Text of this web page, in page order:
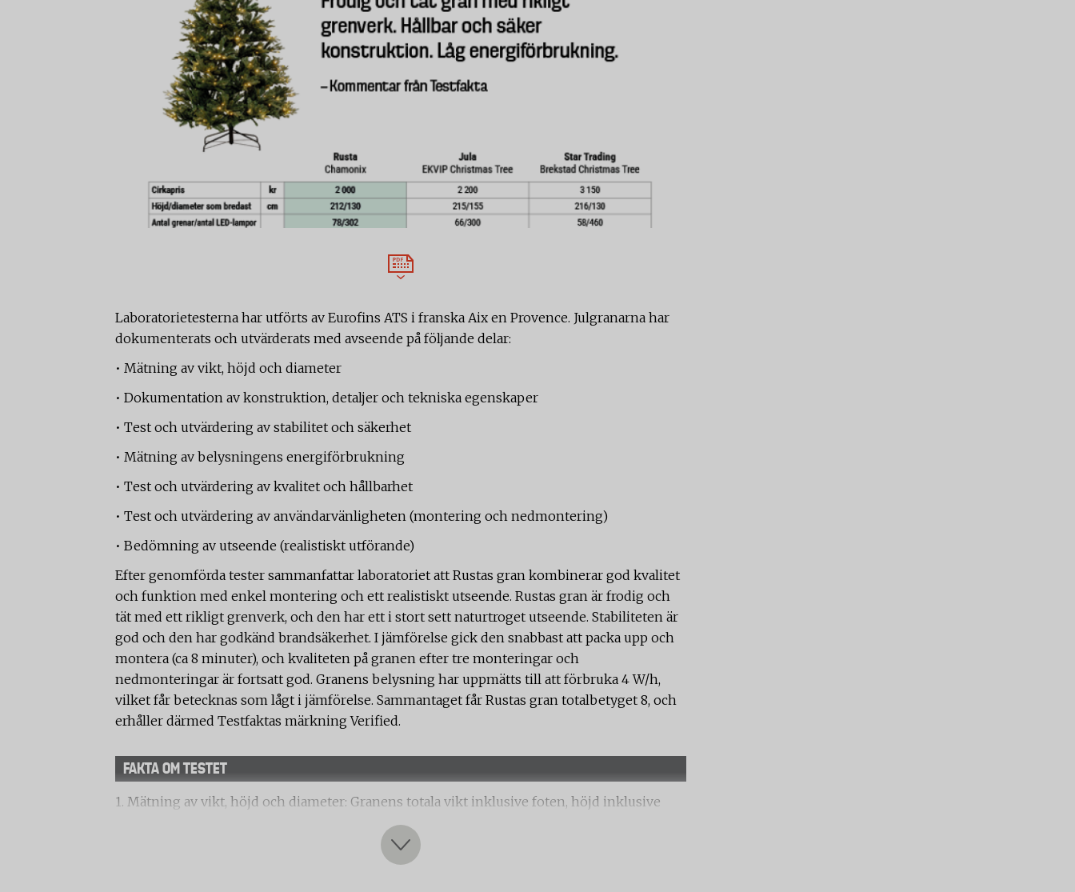
Laboratorietesterna har utförts av Eurofins ATS i franska Aix en Provence. Julgranarna har
dokumenterats och utvärderats med avseende på följande delar:
• Mätning av vikt, höjd och diameter
• Dokumentation av konstruktion, detaljer och tekniska egenskaper
• Test och utvärdering av stabilitet och säkerhet
• Mätning av belysningens energiförbrukning
• Test och utvärdering av kvalitet och hållbarhet
• Test och utvärdering av användarvänligheten (montering och nedmontering)
• Bedömning av utseende (realistiskt utförande)
Efter genomförda tester sammanfattar laboratoriet att Rustas gran kombinerar god kvalitet
och funktion med enkel montering och ett realistiskt utseende. Rustas gran är frodig och
tät med ett rikligt grenverk, och den har ett i stort sett naturtroget utseende. Stabiliteten är
god och den har godkänd brandsäkerhet. I jämförelse gick den snabbast att packa upp och
montera (ca 8 minuter), och kvaliteten på granen efter tre monteringar och
nedmonteringar är fortsatt god. Granens belysning har uppmätts till att förbruka 4 W/h,
vilket får betecknas som lågt i jämförelse. Sammantaget får Rustas gran totalbetyget 8, och
erhåller därmed Testfaktas märkning Verified.
FAKTA OM TESTET
1. Mätning av vikt, höjd och diameter: Granens totala vikt inklusive foten, höjd inklusive
2. Dokumentation av konstruktion, detaljer och tekniska egenskaper: Antal sektioner, antal